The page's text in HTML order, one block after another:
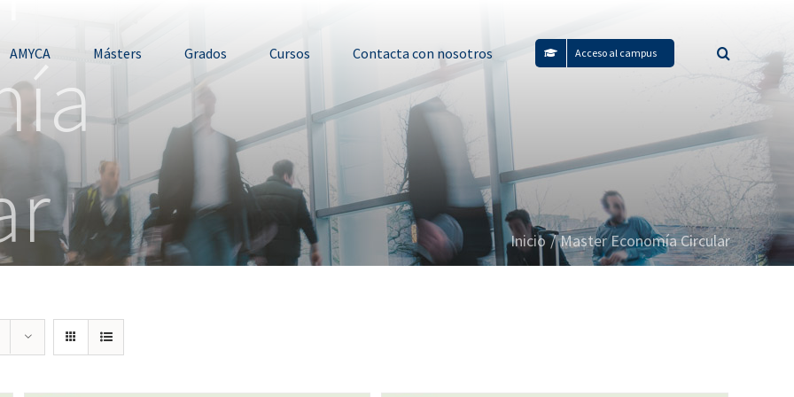
AMYCA Másters Grados Cursos Contacta con nosotros Acceso al campus
Inicio / Master Economía Circular